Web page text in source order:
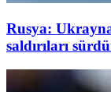
Rusya:
saldırıları